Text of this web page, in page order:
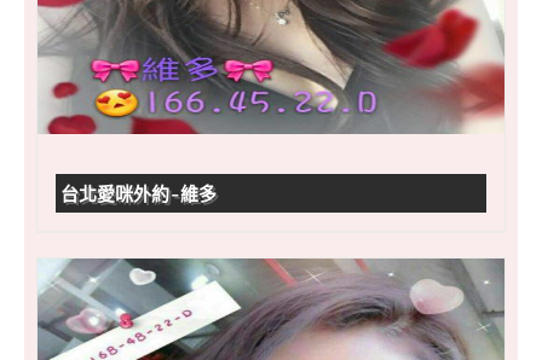
台北愛咪外約-維多